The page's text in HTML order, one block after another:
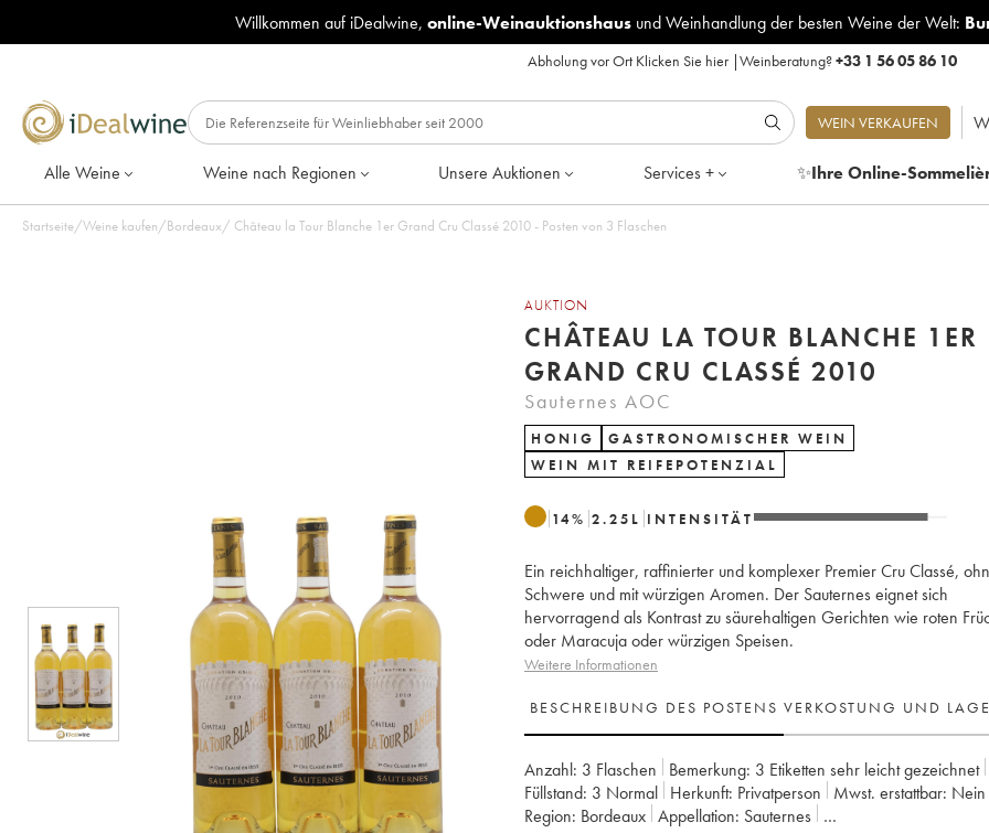
Willkommen auf iDealwine, online-Weinauktionshausund Weinhandlung der besten Weine der Welt:
Abholung vor Ort Klicken Sie hier|Weinberatung?+33 1 56 05 86 10
WEIN VERKAUFEN
Alle Weine Weine nach Regionen Unsere Auktionen Services + ✨Ihre Online-
Startseite/Weine kaufen/Bordeaux/ Château la Tour Blanche 1er Grand Cru Classé 2010 - Posten von 3 Flaschen
AUKTION
CHÂTEAU LA TOUR BLANCHE 1ER
GRAND CRU CLASSÉ 2010
Sauternes AOC
HONIG
GASTRONOMISCHER WEIN
WEIN MIT REIFEPOTENZIAL
14% 2.25 L INTENSITÄT
Ein reichhaltiger, raffinierter und komplexer Premier Cru Classé,
Schwere und mit würzigen Aromen. Der Sauternes eignet sich
hervorragend als Kontrast zu säurehaltigen Gerichten wie roten
oder Maracuja oder würzigen Speisen.
Weitere Informationen
BESCHREIBUNG DES POSTENS VERKOSTUNG UND
Anzahl: 3 Flaschen Bemerkung: 3 Etiketten sehr leicht gezeichnet
Füllstand: 3 Normal Herkunft: privatperson Mwst. erstattbar:
nein
Region:
Bordeaux Appellation:
Sauternes